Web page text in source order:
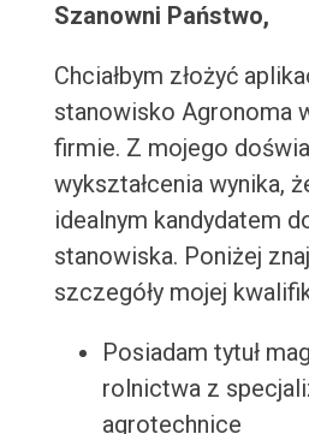
Szanowni Państwo,
Chciałbym złożyć
stanowisko Agronoma
firmie. Z mojego
wykształcenia wynika,
idealnym kandydatem
stanowiska. Poniżej
szczegóły mojej
Posiadam tytuł
rolnictwa z
agrotechnice